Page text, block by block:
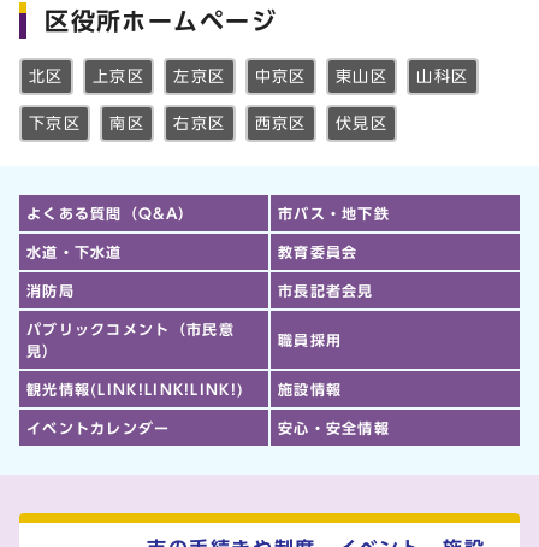
区役所ホームページ
北区 上京区 左京区 中京区 東山区 山科区
下京区 南区 右京区 西京区 伏見区
よくある質問（Q&A） 市バス・地下鉄
水道・下水道 教育委員会
消防局 市長記者会見
パブリックコメント（市民意
見）
職員採用
観光情報(LINK!LINK!LINK!) 施設情報
イベントカレンダー 安心・安全情報